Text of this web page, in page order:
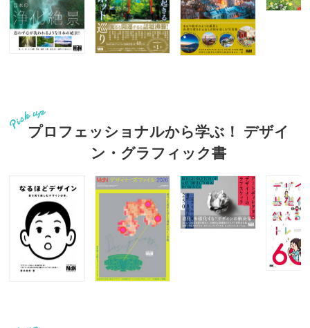
プロフェッショナルから学ぶ！ デザイ
ン・グラフィック書